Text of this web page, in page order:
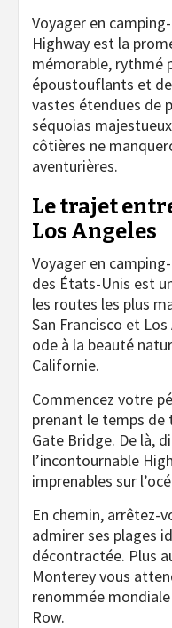
Voyager en
Highway est la
mémorable, rythmé
époustouflants et
vastes étendues de
séquoias
côtières ne
aventurières.
Le trajet
Los Angeles
Voyager en
des États-Unis est
les routes les plus
San Francisco et
ode à la beauté
Californie.
Commencez votre
prenant le temps de
Gate Bridge. De là,
l’incontournable
imprenables sur
En chemin, arrêtez-
admirer ses plages
décontractée. Plus
Monterey vous
renommée
Row.